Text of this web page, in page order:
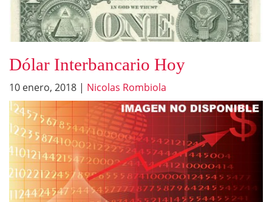
Dólar Interbancario Hoy
10 enero, 2018 | Nicolas Rombiola